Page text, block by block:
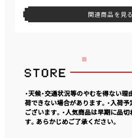
関連商品を見る
・天候・交通状況等のやむを得ない
荷できない場合があります。・入荷
ございます。・人気商品は早期に品
す。あらかじめご了承ください。